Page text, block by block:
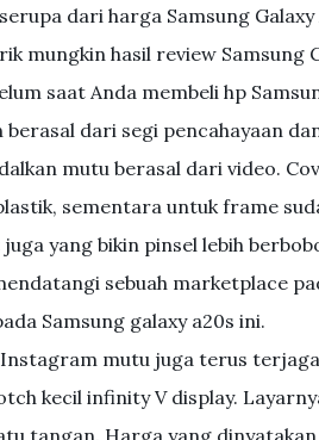
dari harga Samsung
mungkin hasil review Samsung
saat Anda membeli hp
dari segi pencahayaan
mutu berasal dari video.
sementara untuk frame
yang bikin pinsel lebih
sebuah marketplace
Samsung galaxy a20s ini.
mutu juga terus
kecil infinity V display.
tangan. Harga yang